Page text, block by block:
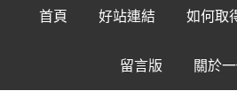
首頁 好站連結 如何取
留言版 關於